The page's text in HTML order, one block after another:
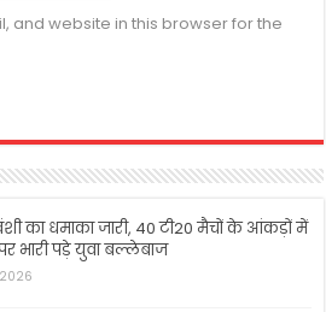
and website in this browser for the
का धमाका जारी, 40 टी20 मैचों के आंकड़ों में
भारी पड़े युवा बल्लेबाज